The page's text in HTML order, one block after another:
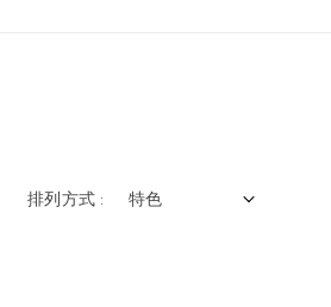
排列方式 :